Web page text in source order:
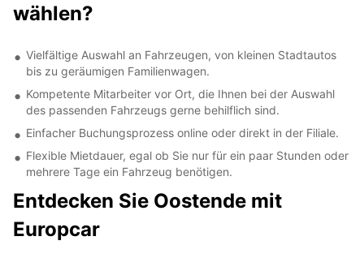
wählen?
Vielfältige Auswahl an Fahrzeugen, von kleinen Stadtautos
bis zu geräumigen Familienwagen.
Kompetente Mitarbeiter vor Ort, die Ihnen bei der Auswahl
des passenden Fahrzeugs gerne behilflich sind.
Einfacher Buchungsprozess online oder direkt in der Filiale.
Flexible Mietdauer, egal ob Sie nur für ein paar Stunden oder
mehrere Tage ein Fahrzeug benötigen.
Entdecken Sie Oostende mit
Europcar